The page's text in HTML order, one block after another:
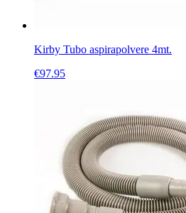
Kirby Tubo aspirapolvere 4mt.
€97.95